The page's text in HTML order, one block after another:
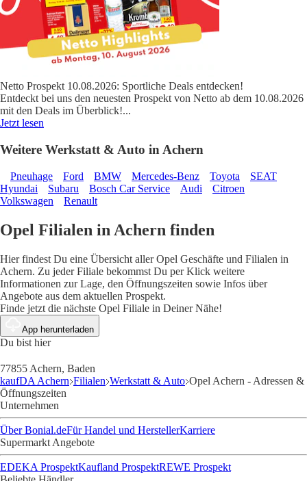
Netto Prospekt 10.08.2026: Sportliche Deals entdecken!
Entdeckt bei uns den neuesten Prospekt von Netto ab dem 10.08.2026
mit den Deals im Überblick!...
Jetzt lesen
Weitere Werkstatt & Auto in Achern
Pneuhage Ford BMW Mercedes-Benz Toyota
SEAT
Hyundai
Subaru Bosch Car Service Audi
Citroen
Volkswagen
Renault
Opel Filialen in Achern finden
Hier findest Du eine Übersicht aller Opel Geschäfte und Filialen in
Achern. Zu jeder Filiale bekommst Du per Klick weitere
Informationen zur Lage, den Öffnungszeiten sowie Infos über
Angebote aus dem aktuellen Prospekt.
Finde jetzt die nächste Opel Filiale in Deiner Nähe!
App herunterladen
Du bist hier
77855 Achern, Baden
kaufDA Achern Filialen Werkstatt & Auto Opel Achern - Adressen &
Öffnungszeiten
Unternehmen
Über Bonial.deFür Handel und HerstellerKarriere
Supermarkt Angebote
EDEKA ProspektKaufland ProspektREWE Prospekt